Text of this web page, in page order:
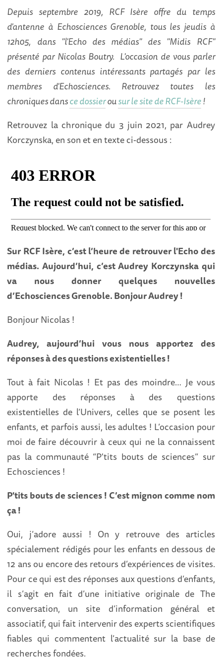
Depuis septembre 2019, RCF Isère offre du temps
d'antenne à Echosciences Grenoble, tous les jeudis à
12h05, dans "l'Echo des médias" des "Midis RCF"
présenté par Nicolas Boutry. L'occasion de vous parler
des derniers contenus intéressants partagés par les
membres d'Echosciences. Retrouvez toutes les
chroniques dansce dossierousur le site de RCF-Isère!
Retrouvez la chronique du 3 juin 2021, par Audrey
Korczynska, en son et en texte ci-dessous :
Sur RCF Isère, c’est l’heure de retrouver l'Echo des
médias. Aujourd’hui, c’est Audrey Korczynska qui
va nous donner quelques nouvelles
d’Echosciences Grenoble. Bonjour Audrey !
Bonjour Nicolas !
Audrey, aujourd’hui vous nous apportez des
réponses à des questions existentielles !
Tout à fait Nicolas ! Et pas des moindre… Je vous
apporte des réponses à des questions
existentielles de l’Univers, celles que se posent les
enfants, et parfois aussi, les adultes ! L’occasion pour
moi de faire découvrir à ceux qui ne la connaissent
pas la communauté “P'tits bouts de sciences” sur
Echosciences !
P'tits bouts de sciences ! C’est mignon comme nom
ça !
Oui, j’adore aussi ! On y retrouve des articles
spécialement rédigés pour les enfants en dessous de
12 ans ou encore des retours d’expériences de visites.
Pour ce qui est des réponses aux questions d’enfants,
il s’agit en fait d’une initiative originale de The
conversation, un site d’information général et
associatif, qui fait intervenir des experts scientifiques
fiables qui commentent l’actualité sur la base de
recherches fondées.